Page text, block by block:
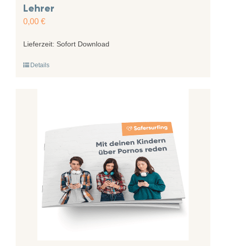
Lehrer
0,00 €
Lieferzeit: Sofort Download
Details